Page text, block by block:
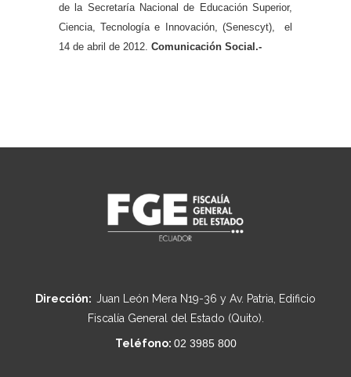
de la Secretaría Nacional de Educación Superior,
Ciencia, Tecnología e Innovación, (Senescyt), el
14 de abril de 2012. Comunicación Social.-
Dirección: Juan León Mera N19-36 y Av. Patria, Edificio
Fiscalía General del Estado (Quito).
Teléfono: 02 3985 800